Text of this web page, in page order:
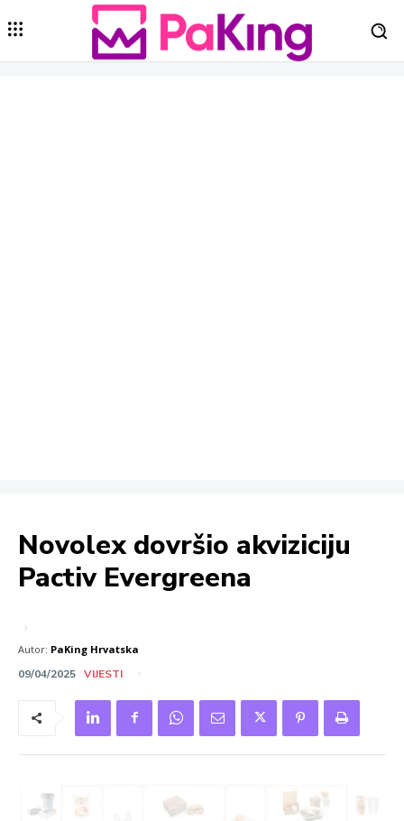
Novolex dovršio akviziciju
Pactiv Evergreena
Autor: PaKing Hrvatska
09/04/2025 VIJESTI